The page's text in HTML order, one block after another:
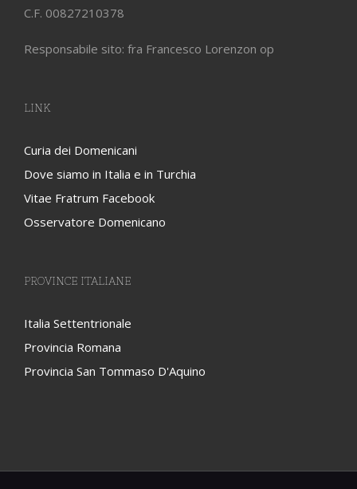
C.F. 00827210378
Responsabile sito: fra Francesco Lorenzon op
LINK
Curia dei Domenicani
Dove siamo in Italia e in Turchia
Vitae Fratrum Facebook
Osservatore Domenicano
PROVINCE ITALIANE
Italia Settentrionale
Provincia Romana
Provincia San Tommaso D'Aquino